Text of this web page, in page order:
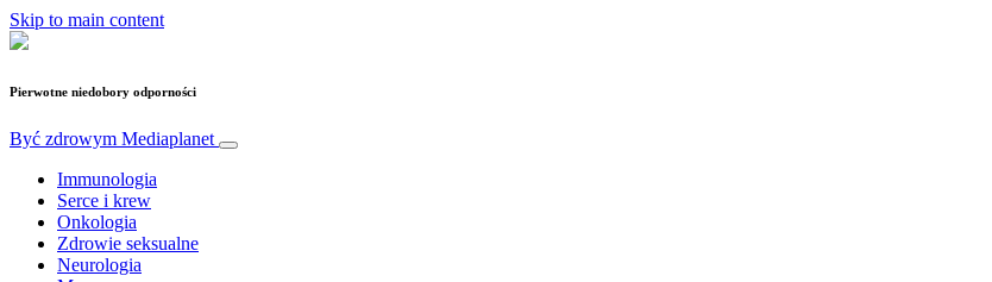
Skip to main content
Pierwotne niedobory odporności
Być zdrowym Mediaplanet
Immunologia
Serce i krew
Onkologia
Zdrowie seksualne
Neurologia